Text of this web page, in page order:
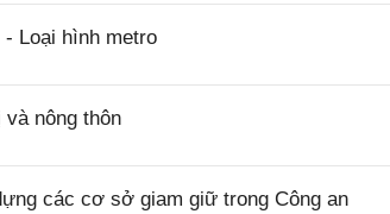
Loại hình metro
nông thôn
các cơ sở giam giữ trong Công an